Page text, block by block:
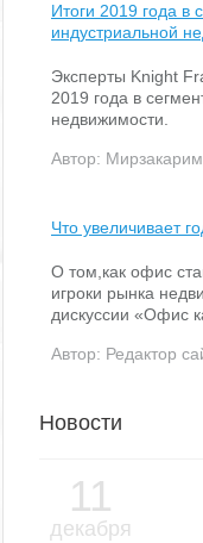
Итоги 2019 года в
индустриальной
Эксперты Knight
2019 года в
недвижимости.
Автор:
Что увеличивает
О том,как офис
игроки рынка
дискуссии «Офис
Автор: Редактор
Новости
11
декабря